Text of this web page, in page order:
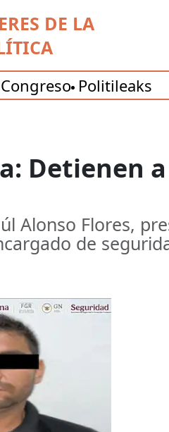
DE LA
Congreso Politileaks
Detienen
Alonso Flores,
de